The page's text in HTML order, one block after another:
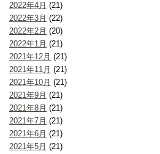
2022年4月 (21)
2022年3月 (22)
2022年2月 (20)
2022年1月 (21)
2021年12月 (21)
2021年11月 (21)
2021年10月 (21)
2021年9月 (21)
2021年8月 (21)
2021年7月 (21)
2021年6月 (21)
2021年5月 (21)